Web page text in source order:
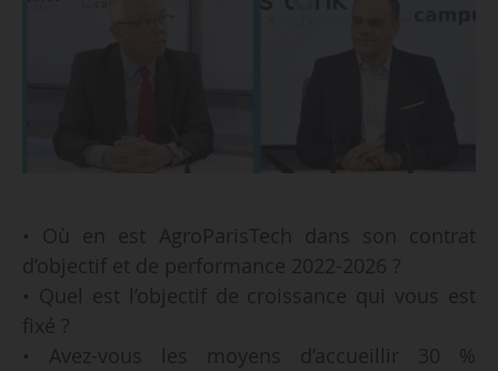
• Où en est AgroParisTech dans son contrat
d’objectif et de performance 2022-2026 ?
• Quel est l’objectif de croissance qui vous est
fixé ?
• Avez-vous les moyens d’accueillir 30 %